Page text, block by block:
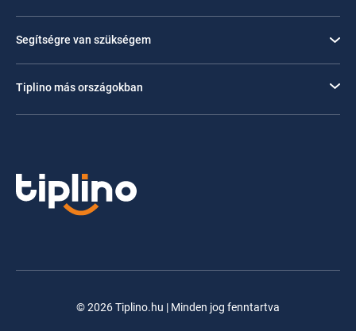
Segítségre van szükségem
Tiplino más országokban
© 2026 Tiplino.hu | Minden jog fenntartva